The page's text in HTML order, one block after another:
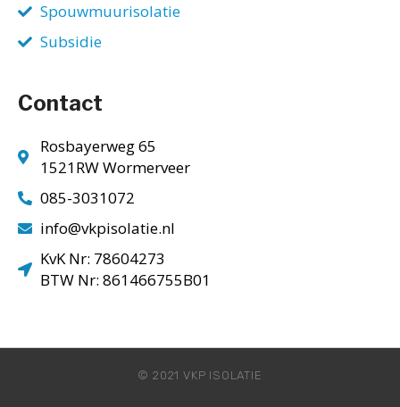
Spouwmuurisolatie
Subsidie
Contact
Rosbayerweg 65
1521RW Wormerveer
085-3031072
info@vkpisolatie.nl
KvK Nr: 78604273
BTW Nr: 861466755B01
© 2021 VKP ISOLATIE